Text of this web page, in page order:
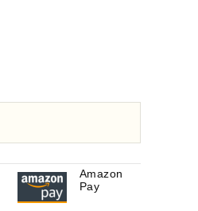
Amazon
Pay